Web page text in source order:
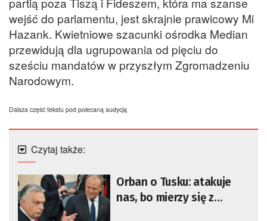
wejść do parlamentu, jest skrajnie prawicowy Mi
Hazank. Kwietniowe szacunki ośrodka Median
przewidują dla ugrupowania od pięciu do
sześciu mandatów w przyszłym Zgromadzeniu
Narodowym.
Dalsza część tekstu pod polecaną audycją
Czytaj także:
Orban o Tusku: atakuje
nas, bo mierzy się z